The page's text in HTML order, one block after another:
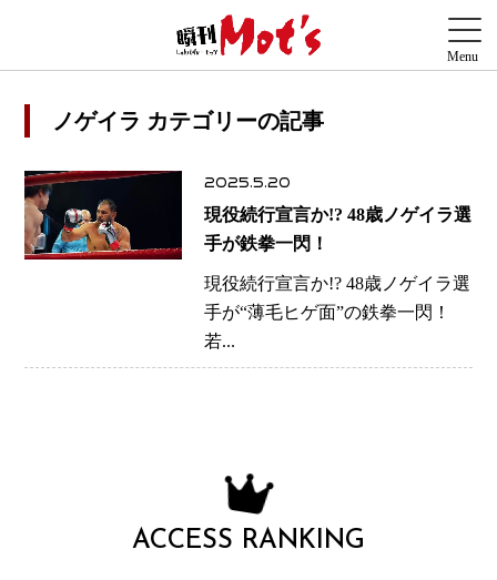
ノゲイラ カテゴリーの記事
2025.5.20
現役続行宣言か!? 48歳ノゲイラ選
手が鉄拳一閃！
現役続行宣言か!? 48歳ノゲイラ選
手が“薄毛ヒゲ面”の鉄拳一閃！
若...
ACCESS RANKING